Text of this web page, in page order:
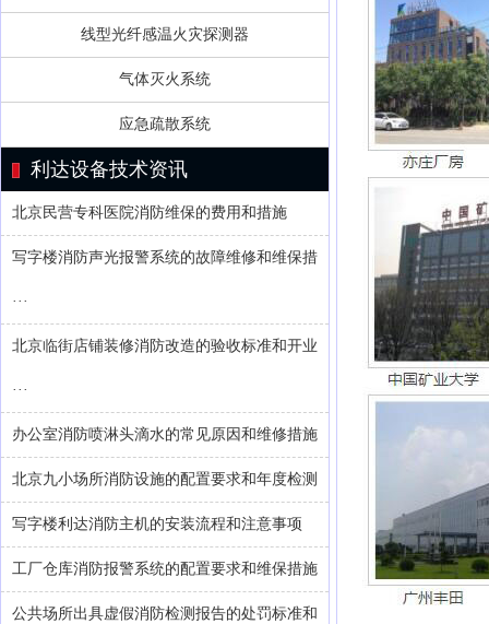
线型光纤感温火灾探测器
气体灭火系统
应急疏散系统
利达设备技术资讯
北京民营专科医院消防维保的费用和措施
写字楼消防声光报警系统的故障维修和维保措
···
北京临街店铺装修消防改造的验收标准和开业
···
办公室消防喷淋头滴水的常见原因和维修措施
北京九小场所消防设施的配置要求和年度检测
写字楼利达消防主机的安装流程和注意事项
工厂仓库消防报警系统的配置要求和维保措施
公共场所出具虚假消防检测报告的处罚标准和